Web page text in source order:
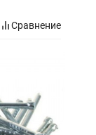
Сравнение